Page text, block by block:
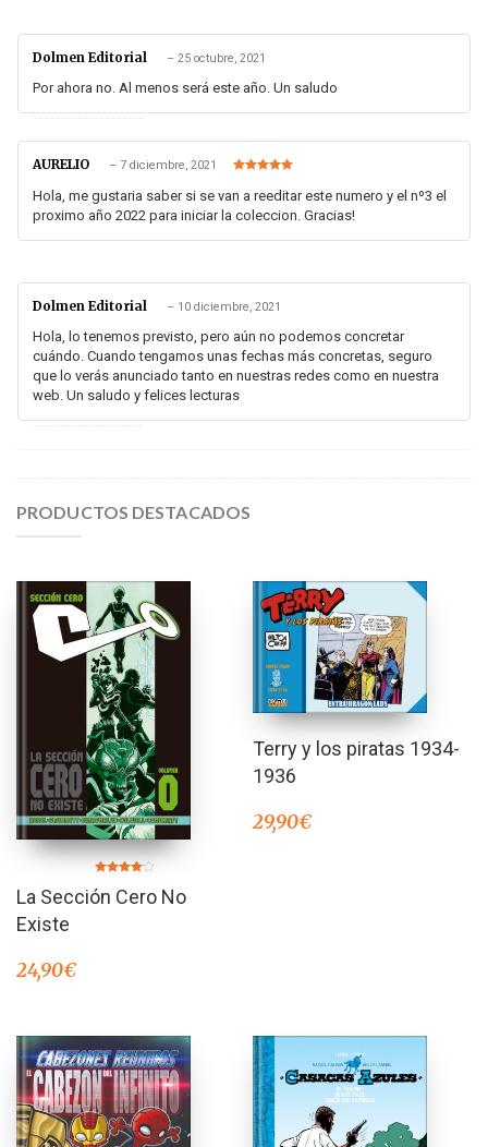
Dolmen Editorial – 25 octubre, 2021
Por ahora no. Al menos será este año. Un saludo
AURELIO – 7 diciembre, 2021
de 5
Hola, me gustaria saber si se van a reeditar este numero y el nº3 el
proximo año 2022 para iniciar la coleccion. Gracias!
Dolmen Editorial – 10 diciembre, 2021
Hola, lo tenemos previsto, pero aún no podemos concretar
cuándo. Cuando tengamos unas fechas más concretas, seguro
que lo verás anunciado tanto en nuestras redes como en nuestra
web. Un saludo y felices lecturas
PRODUCTOS DESTACADOS
en
4.00
La Sección Cero No
Existe
24,90€
Terry y los piratas 1934-
1936
29,90€